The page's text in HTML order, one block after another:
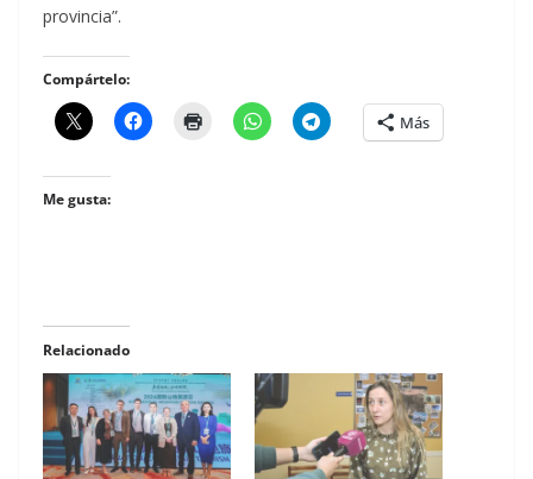
provincia”.
Compártelo:
Más
Me gusta:
Relacionado